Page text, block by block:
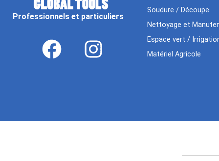
Professionnels et particuliers
Soudure / Découpe
Nettoyage et
Espace vert /
Matériel Agricole